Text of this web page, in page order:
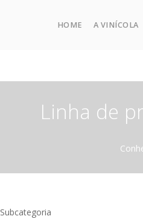
HOME A VINÍCOLA
Linha de
Subcategoria